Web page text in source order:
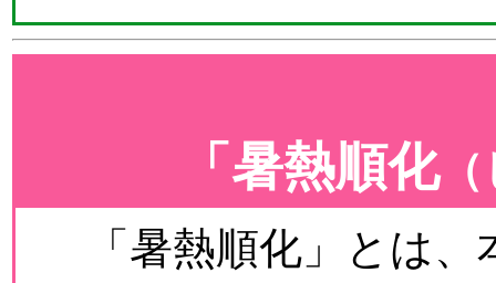
「暑熱順化（
「暑熱順化」とは、